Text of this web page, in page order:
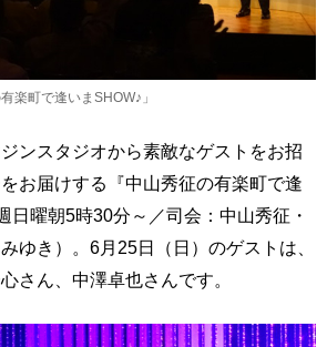
楽町で逢いまSHOW♪」
ンスタジオから素敵なゲストをお招
お届けする『中山秀征の有楽町で逢
日曜朝5時30分～／司会：中山秀征・
ゆき）。6月25日（日）のゲストは、
さん、中澤卓也さんです。